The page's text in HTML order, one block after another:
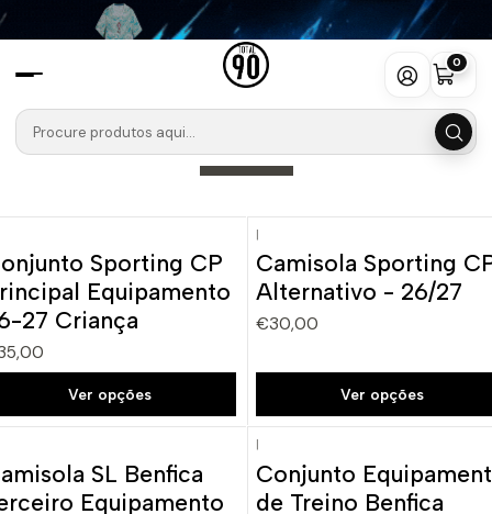
0
Início Camisolas Liga Portugal Betclic
Liga Portugal Betclic
Filtros
Novo
Sporting CP
Equipamento
27 Criança
Ver opções
Novo
|
Camisola Sporting
Alternativo - 26/27
€30,00
Ver opções
Novo
SL Benfica
Equipamento
Novo
|
Conjunto
de Treino Benfica